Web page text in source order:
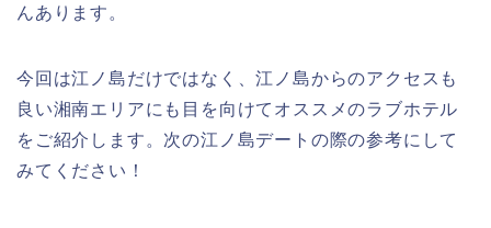
んあります。
今回は江ノ島だけではなく、江ノ島からのアクセスも
良い湘南エリアにも目を向けてオススメのラブホテル
をご紹介します。次の江ノ島デートの際の参考にして
みてください！